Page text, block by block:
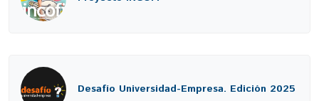
Desafío Universidad-Empresa. Edición 2025